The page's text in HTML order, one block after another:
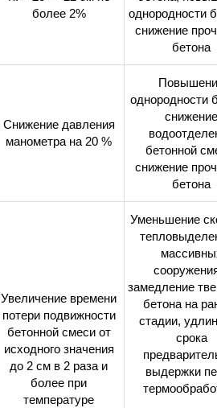
более 2%
однородности
снижение
бетона
Снижение давления
манометра на 20 %
однородности
снижение
бетонной
снижение
бетона
Увеличение времени
потери подвижности
бетонной смеси от
исходного значения
до 2 см в 2 раза и
более при
температуре
Уменьшение
замедление
бетона на
стадии,
срока
выдержки